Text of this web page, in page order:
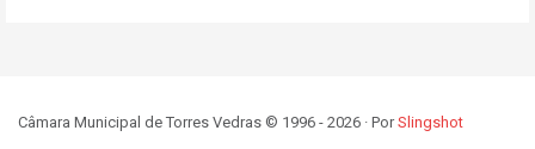
Câmara Municipal de Torres Vedras © 1996 - 2026 · PorSlingshot